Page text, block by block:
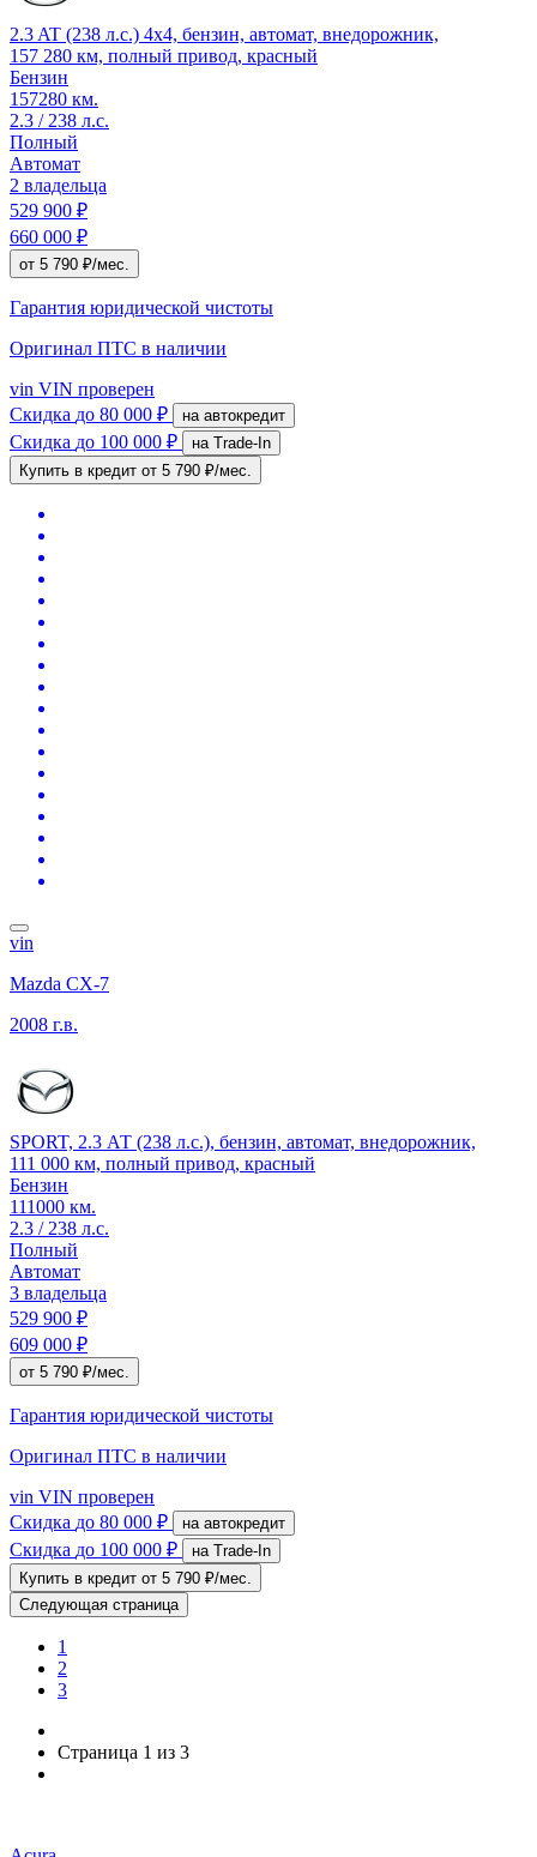
2.3 AT (238 л.с.) 4x4, бензин, автомат, внедорожник,
157 280 км, полный привод, красный
Бензин
157280 км.
2.3 / 238 л.с.
Полный
Автомат
2 владельца
529 900 ₽
660 000 ₽
от 5 790 ₽/мес.
Гарантия юридической чистоты
Оригинал ПТС в наличии
vin VIN проверен
Скидка до 80 000 ₽ на автокредит
Скидка до 100 000 ₽
на Trade-In
Купить в кредит от 5 790 ₽/мес.
vin
Mazda CX-7
2008 г.в.
SPORT, 2.3 АТ (238 л.с.), бензин, автомат, внедорожник,
111 000 км, полный привод, красный
Бензин
111000 км.
2.3 / 238 л.с.
Полный
Автомат
3 владельца
529 900 ₽
609 000 ₽
от 5 790 ₽/мес.
Гарантия юридической чистоты
Оригинал ПТС в наличии
vin VIN проверен
Скидка до 80 000 ₽ на автокредит
Скидка до 100 000 ₽
на Trade-In
Купить в кредит от 5 790 ₽/мес.
Следующая страница
1
2
3
Страница 1 из 3